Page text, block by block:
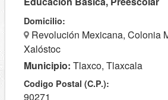
Domicilio:
Revolución Mexicana, Colonia
Xalóstoc
Municipio: Tlaxco, Tlaxcala
Codigo Postal (C.P.):
90271